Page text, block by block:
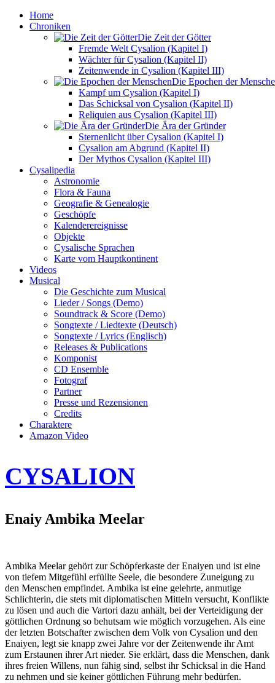
Home
Chroniken
Die Zeit der Götter
Fremde Welt Cysalion (Kapitel I)
Wächter für Cysalion (Kapitel II)
Zeitenwende in Cysalion (Kapitel III)
Die Epochen der
Kampf um Cysalion (Kapitel I)
Das Schicksal von Cysalion (Kapitel II)
Reliquien aus Cysalion (Kapitel III)
Die Ära der Gründer
Sternenlicht über Cysalion (Kapitel I)
Cysalion am Abgrund (Kapitel II)
Der Mythos Cysalion (Kapitel III)
Cysalipedia
Astronomie
Flora & Fauna
Geografie & Genealogie
Geschöpfe
Kalenderereignisse
Objekte
Cysalische Sprachen
Karte vom Hauptkontinent
Videos
Musical
Die Geschichte zum Musical
Lieder / Songs (Demo)
Soundtrack & Score (Demo)
Songtexte / Liedtexte (Deutsch)
Songtexte / Lyrics (Englisch)
Releases & Publications
Komponist
CD Ensemble
Fotograf
Partner
Presse und Rezensionen
Credits
Charaktere
Amazon Video
CYSALION
Enaiy Ambika Meelar
Ambika Meelar gehört zur Schöpferkaste der Enaiyen und ist eine
von tiefem Mitgefühl erfüllte Seele, die besondere Zuneigung zu
den Menschen empfindet. Ambika ist eine gelehrte, anmutige
Schlichterin, die stets mit diplomatischen Mitteln versucht, Konflikte
zu lösen und auch die Vartori dazu anhält, bei der Verteidigung der
göttlichen Ordnung so behutsam wie möglich vorzugehen. Als eine
der letzten Botschafter zwischen dem Volk von Cysalion und den
Enaiyen, legt sie knapp zwei Jahre vor der Zeitenwende ihr Amt
zum Erstaunen ihrer Art nieder. Sie erklärt, dass die Menschen, dank
ihres freien Willens, nun fähig sind, selbst ihr Schicksal in die Hand
zu nehmen und sie keiner göttlichen Führung mehr bedürfen.